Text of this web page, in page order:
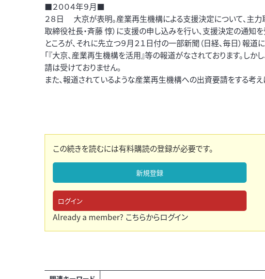
■２００４年９月■
２８日 大京が表明。産業再生機構による支援決定について、主力
取締役社長・斉藤 惇）に支援の申し込みを行い、支援決定の通知を
ところが、それに先立つ９月２１日付の一部新聞（日経、毎日）報道
「『大京、産業再生機構を活用』等の報道がなされております。し
請は受けておりません。
また、報道されているような産業再生機構への出資要請をする考え
この続きを読むには有料購読の登録が必要です。
新規登録
ログイン
Already a member? こちらからログイン